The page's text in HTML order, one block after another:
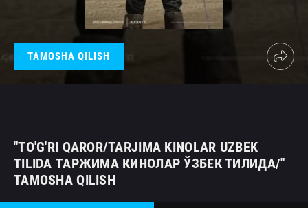
TAMOSHA QILISH
"TO'G'RI QAROR/TARJIMA KINOLAR UZBEK
TILIDA ТАРЖИМА КИНОЛАР ЎЗБЕК ТИЛИДА/"
TAMOSHA QILISH